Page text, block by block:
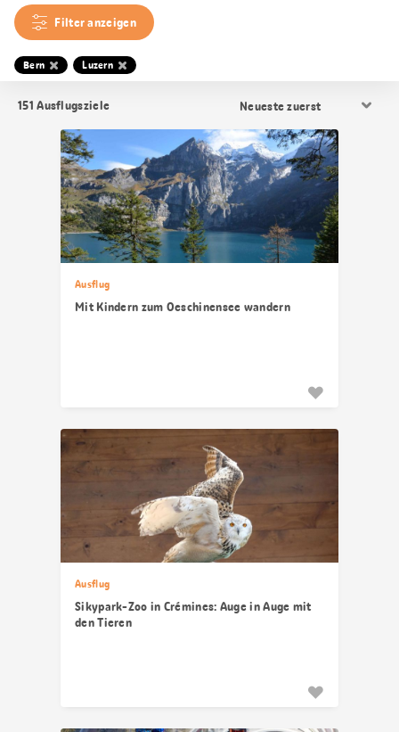
Filter anzeigen
Bern Luzern
151 Ausflugsziele
Sortierung
Ausflug
Mit Kindern zum Oeschinensee wandern
Ausflug
Sikypark-Zoo in Crémines: Auge in Auge mit
den Tieren